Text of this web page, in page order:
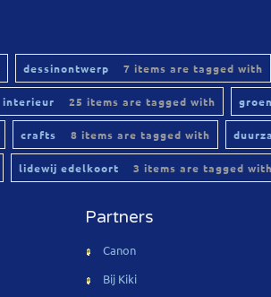
dessinontwerp 7 items are tagged with
interieur 25 items are tagged with
crafts 8 items are tagged with
lidewij edelkoort 3 items are tagged with
Partners
Canon
Bij Kiki